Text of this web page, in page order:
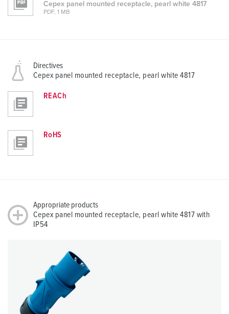
Cepex panel mounted receptacle, pearl white 4817
PDF, 1 MB
Directives
Cepex panel mounted receptacle, pearl white 4817
REACh
RoHS
Appropriate products
Cepex panel mounted receptacle, pearl white 4817 with
IP54